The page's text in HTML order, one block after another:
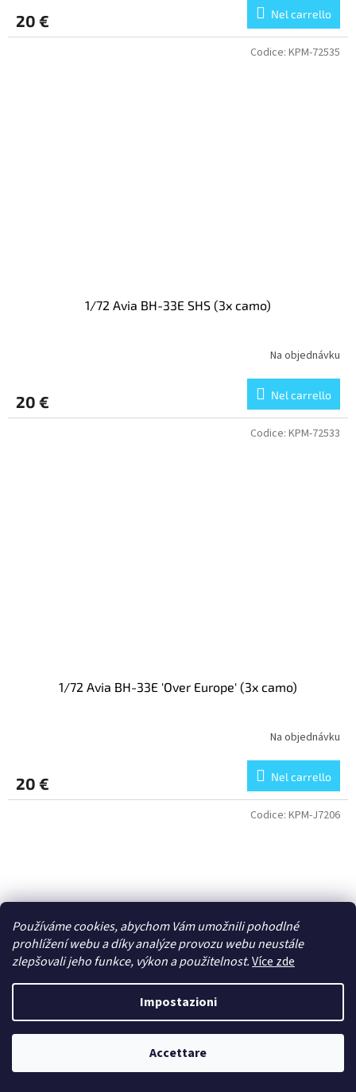
Používáme cookies, abychom Vám umožnili pohodlné
prohlížení webu a díky analýze provozu webu neustále
zlepšovali jeho funkce, výkon a použitelnost.Více zde
Impostazioni
Accettare
20 € Nel carrello
1/72 Avia BH-33E SHS (3x camo)
Na objednávku
20 € Nel carrello
Codice: KPM-72535
1/72 Avia BH-33E 'Over Europe' (3x camo)
Na objednávku
20 € Nel carrello
Codice: KPM-72533
1/72 Spitfiee Mk.Vb late (KP-JOYPACK)
Codice: KPM-J7206